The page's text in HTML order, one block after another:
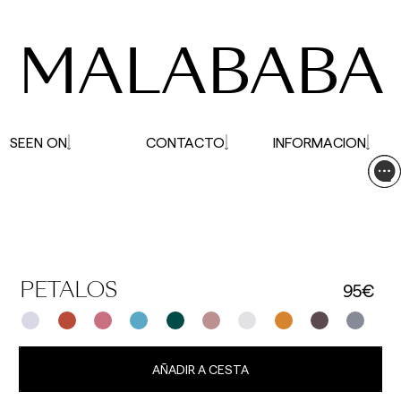
PETALOS 95€
AÑADIR A CESTA
MALABABA
SEEN ON CONTACTO INFORMACION